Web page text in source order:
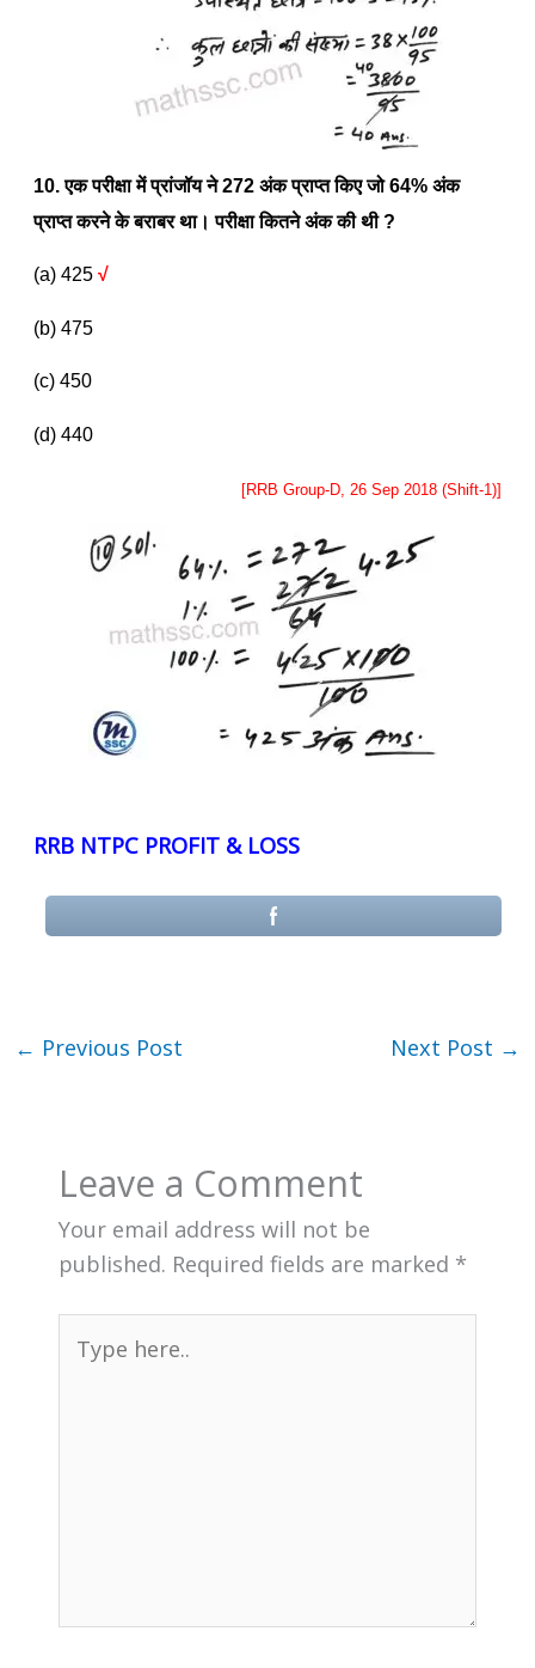
10. एक परीक्षा में प्रांजॉय ने272अंक प्राप्त किए जो64%अंक
प्राप्त करने के बराबर था। परीक्षा कितने अंक की थी?
(a) 425√
(b) 475
(c) 450
(d) 440
[RRB Group-D, 26 Sep 2018 (Shift-1)]
RRB NTPC PROFIT & LOSS
← Previous Post Next Post →
Leave a Comment
Your email address will not be
published. Required fields are marked *
here..